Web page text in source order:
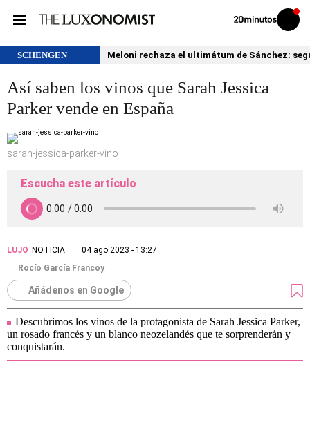
Volver
Iniciar
sesión
SCHENGEN Meloni rechaza el ultimátum de Sánchez:
Así saben los vinos que Sarah Jessica
Parker vende en España
sarah-jessica-parker-vino
Escucha este artículo
LUJO NOTICIA
04 ago 2023 - 13:27
Rocío García Francoy
Añádenos en Google
Descubrimos los vinos de la protagonista de Sarah Jessica Parker,
un rosado francés y un blanco neozelandés que te sorprenderán y
conquistarán.